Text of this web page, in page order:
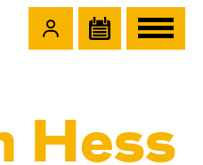
Hess